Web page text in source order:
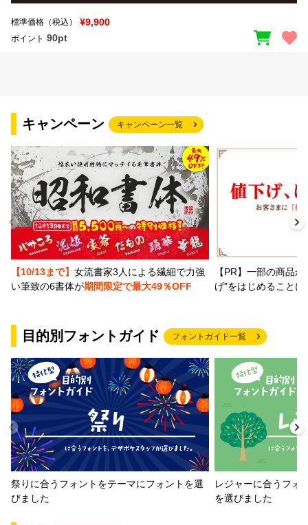
標準価格（税込） ¥9,900
ポイント 90pt
キャンペーン キャンペーン一覧
【10/13まで】 女流書家3人による繊細で力強
い筆致の6書体が期間限定で最大49％OFF
【PR】一部の商品
げ"をはじめること
目的別フォントガイド フォントガイド一覧
祭りに合うフォントをテーマにフォントを選
びました
レジャーに合うフォ
を選びました